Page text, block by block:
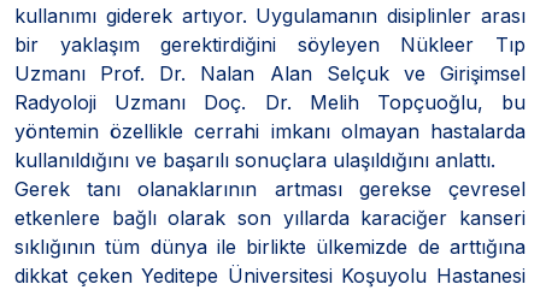
kullanımı giderek artıyor. Uygulamanın disiplinler arası
bir yaklaşım gerektirdiğini söyleyen Nükleer Tıp
Uzmanı Prof. Dr. Nalan Alan Selçuk ve Girişimsel
Radyoloji Uzmanı Doç. Dr. Melih Topçuoğlu, bu
yöntemin özellikle cerrahi imkanı olmayan hastalarda
kullanıldığını ve başarılı sonuçlara ulaşıldığını anlattı.
Gerek tanı olanaklarının artması gerekse çevresel
etkenlere bağlı olarak son yıllarda karaciğer kanseri
sıklığının tüm dünya ile birlikte ülkemizde de arttığına
dikkat çeken Yeditepe Üniversitesi Koşuyolu Hastanesi